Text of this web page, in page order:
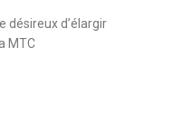
désireux d’élargir
MTC